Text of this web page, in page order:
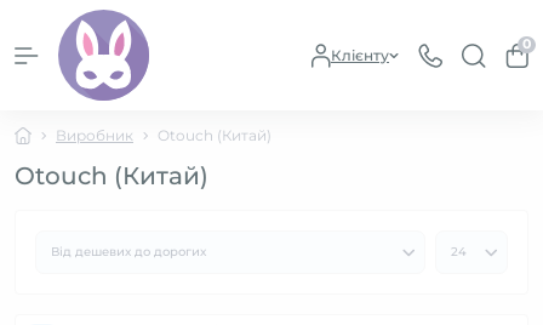
Клієнту
0
Виробник Otouch (Китай)
Otouch (Китай)